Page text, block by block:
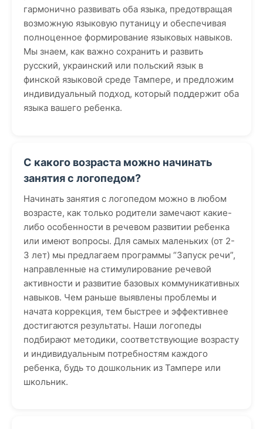
гармонично развивать оба языка, предотвращая
возможную языковую путаницу и обеспечивая
полноценное формирование языковых навыков.
Мы знаем, как важно сохранить и развить
русский, украинский или польский язык в
финской языковой среде Тампере, и предложим
индивидуальный подход, который поддержит оба
языка вашего ребенка.
С какого возраста можно начинать
занятия с логопедом?
Начинать занятия с логопедом можно в любом
возрасте, как только родители замечают какие-
либо особенности в речевом развитии ребенка
или имеют вопросы. Для самых маленьких (от 2-
3 лет) мы предлагаем программы “Запуск речи”,
направленные на стимулирование речевой
активности и развитие базовых коммуникативных
навыков. Чем раньше выявлены проблемы и
начата коррекция, тем быстрее и эффективнее
достигаются результаты. Наши логопеды
подбирают методики, соответствующие возрасту
и индивидуальным потребностям каждого
ребенка, будь то дошкольник из Тампере или
школьник.